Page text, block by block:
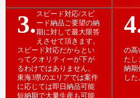
3.スピード対応/スピ
ード納品ご要望の納
期に対して最大限答
えさせて頂きます。
スピード対応だからとい
ってクオリティーが下が
るわけではありません。
東海3県のエリアでは案件
に応じては即日納品可能
短納期で大量生産も可能
の高
たし
納期
した